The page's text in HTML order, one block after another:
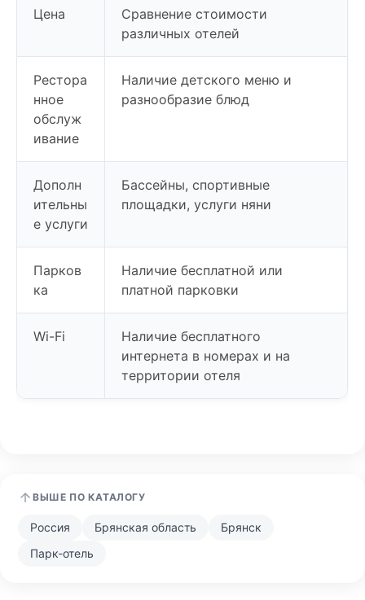
Цена
Сравнение стоимости
различных отелей
Рестора
нное
обслуж
ивание
Наличие детского меню и
разнообразие блюд
Дополн
ительны
е услуги
Бассейны, спортивные
площадки, услуги няни
Парков
ка
Наличие бесплатной или
платной парковки
Wi-Fi
Наличие бесплатного
интернета в номерах и на
территории отеля
ВЫШЕ ПО КАТАЛОГУ
Россия Брянская область
Брянск
Парк-отель